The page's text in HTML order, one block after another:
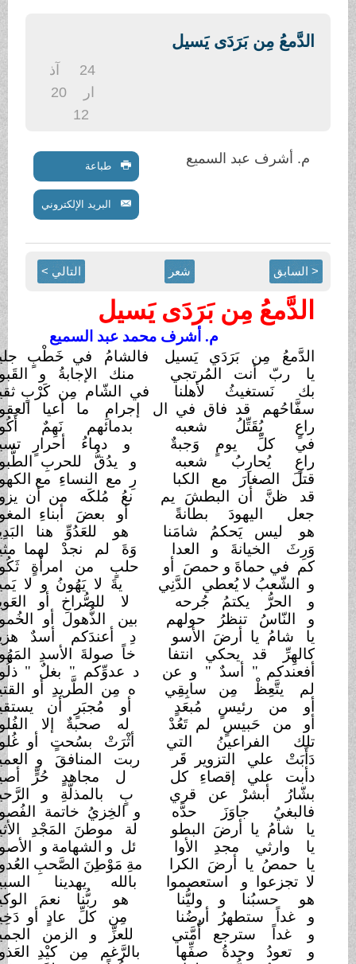
الدَّمعُ مِن بَرَدَى يَسيل
20
م. أشرف عبد السميع طباعة
البريد الإلكتروني
< السابق شعر التالي >
الدَّمعُ مِن بَرَدَى يَسيل
م. أشرف محمد عبد السميع
الدَّمعُ مِن بَرَدَي يَسيل
يا ربّ أنت المُرتجي
بك نَستغيثُ لأهلنا
سفَّاحُهم قد فاق في ال
راعٍ يُقَتِّلُ شعبه
في كلِّ يومٍ وَجبةٌ
راعٍ يُحارِبُ شعبه
قتلَ الصغارَ مع الكبا
قد ظنَّ أن البطشَيم
جعل اليهودَ بطانةً
هو ليس يَحكمُ شامَنا
وَرِثَ الخيانةَ و العدا
كم في حماةَ و حمصَ أو
و الشّعبُ لا يُعطي الدَّنِي
و الحرُّ يكتمُ جُرحه
و النّاسُ تنظرُ حولهم
يا شامُ يا أرضَ الأسو
كالهِرِّ قد يحكي انتفا
أفعندكم " أسدٌ " و عن
لم يتَّعِظْ مِن سابِقِي
أو من رئيسٍ مُبعَدٍ
أو من حَبيسٍ لم تَعُدْ
تلك الفراعينُ التي
دَأَبَتْ علي التزوير قَر
دأبت علي إقصاءِكل
بشّارُ أبشرْ عن قري
فالبغيُ جاوَزَ حدَّه
يا شامُ يا أرضَ البطو
يا وارثي مجدِ الأوا
يا حمصُ يا أرضَ الكرا
لا تجزعوا و
استعصموا
هو حسبُنا و وليُّنا
و غداً ستطهرُأرضُنا
و غداً سترجع أُمَّتي
و تعودُ وحدةُصفِّها
فالشامُ في خَطْبٍجليل
منك الإجابةُ و
القَبول
في الشّام مِن كَرْبٍثقيل
إجرامِ ما أعيا العقول
بدمائهم نَهِمٌ أَكُول
و دماءُ أحرارٍ تسيل
و يدُقُّ للحربِ الطُّبول
رِ مع النساءِ مع الكهول
نعُ مُلكَه من أن يزول
أو بعضَ أبناءِ المغول
هو للعَدُوِّ هنا البَدِيل
وَةَ لم نجدْ لهما مثيل
حلبٍ من امرأةٍ ثَكُول
يةَ لا يَهُونُ و لا يَميل
لا للصُّراخِ أو العَويل
بين الذُّهول أوالخُمول
دِ أعندَكم أسدٌ هزيل
خاً صولةَ الأسدِ المَهُول
د عدوِّكم " بغلٌ " ذلُول
ه مِن الطَّريدِ أو القتيل
أو مُجبَرٍ أنيستقيل
له صحبةٌ إلاالفُلول
أثْرَتْ بسُحتٍ أو غُلول
ربت المنافقَ و العميل
ل مجاهدٍ حُرٍّ أصيل
بٍ بالمذلَّةِ و الرَّحيل
و الخِزيُ خاتمة الفُصول
لة موطنَ المَجْدِالأثيل
ئل و الشهامة و الأصول
مةِ مَوْطِنَ الصَّحبِ العُدول
بالله يهدينا السبيل
هو ربُّنا نعمَ الوكيل
مِن كلِّ عادٍ أو دَخِيل
للعزِّ و الزمن الجميل
بالرَّغم مِن كيْدِ العَذول